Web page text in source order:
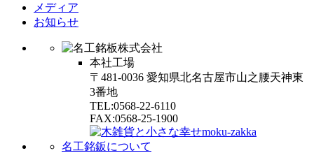
メディア
お知らせ
本社工場
〒481-0036 愛知県北名古屋市山之腰天神東
3番地
TEL:0568-22-6110
FAX:0568-25-1900
名工銘鈑について